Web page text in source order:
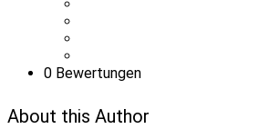
0 Bewertungen
About this Author